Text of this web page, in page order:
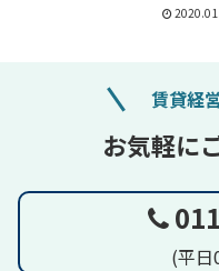
賃貸経
お気軽に
(平日